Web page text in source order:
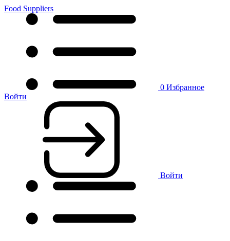
Food Suppliers
0 Избранное
Войти
Войти